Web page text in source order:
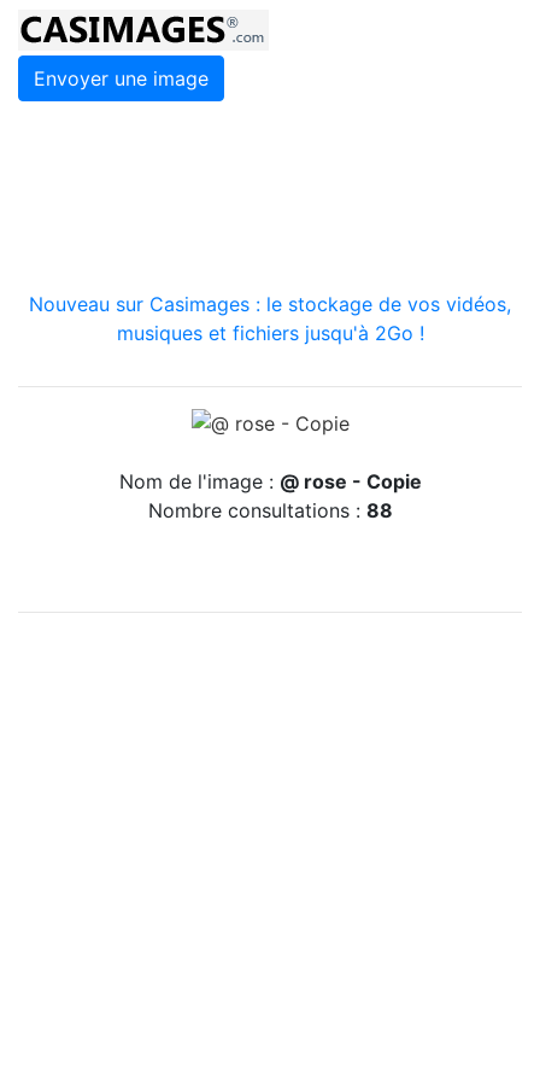
Envoyer une image
Nouveau sur Casimages : le stockage de vos vidéos,
musiques et fichiers jusqu'à 2Go !
Nom de l'image : @ rose - Copie
Nombre consultations : 88